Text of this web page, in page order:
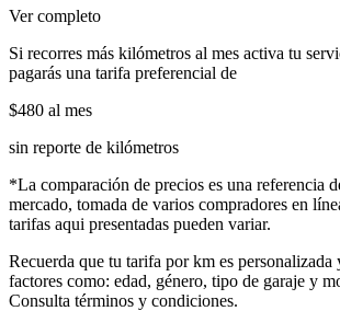
Ver completo
Si recorres más kilómetros al mes activa tu
pagarás una tarifa preferencial de
$480 al mes
sin reporte de kilómetros
*La comparación de precios es una referencia
mercado, tomada de varios compradores en
tarifas aqui presentadas pueden variar.
Recuerda que tu tarifa por km es personalizada
factores como: edad, género, tipo de garaje y
Consulta términos y condiciones.